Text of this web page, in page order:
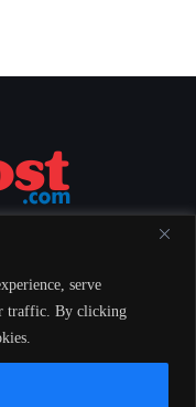
serve
traffic. By clicking